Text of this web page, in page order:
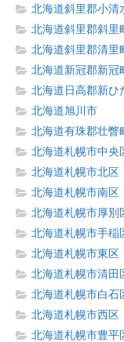
北海道斜里郡小清
北海道斜里郡斜里町
北海道斜里郡清里町
北海道新冠郡新冠町
北海道日高郡新ひ
北海道旭川市
北海道有珠郡壮瞥町
北海道札幌市中央
北海道札幌市北区
北海道札幌市南区
北海道札幌市厚別
北海道札幌市手稲
北海道札幌市東区
北海道札幌市清田
北海道札幌市白石
北海道札幌市西区
北海道札幌市豊平